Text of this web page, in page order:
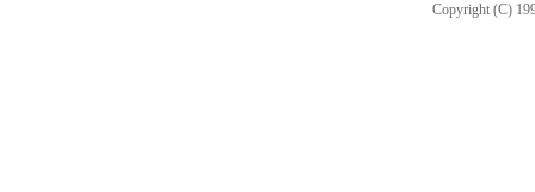
Copyright (C)